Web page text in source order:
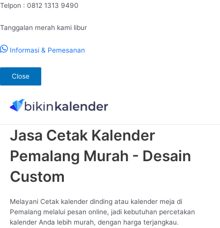
Telpon : 0812 1313 9490
Tanggalan merah kami libur
Informasi & Pemesanan
Close
konten
Jasa Cetak Kalender
Pemalang Murah - Desain
Custom
Melayani Cetak kalender dinding atau kalender meja di
Pemalang melalui pesan online, jadi kebutuhan percetakan
kalender Anda lebih murah, dengan harga terjangkau.